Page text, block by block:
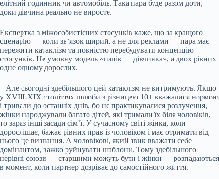
елітний годинник чи автомобіль. Така пара буде разом доти,
доки дівчина реально не виросте.
Експертка з міжособистісних стосунків каже, що за кращого
сценарію — коли зв’язок щирий, а не для реклами — пара має
пережити катаклізм та повністю перебудувати концепцію
стосунків. Не умовну модель «папік — дівчинка», а двох рівних
одне одному дорослих.
– Але сьогодні здебільшого цей катаклізм не витримують. Якщо
у XVIII-XIX століттях шлюби з різницею 10+ вважалися нормою
і тривали до останніх днів, бо не практикувалися розлучення,
жінки народжували багато дітей, які тримали їх біля чоловіків,
то зараз інші засади сім’ї. У сучасному світі жінка, коли
дорослішає, бажає рівних прав із чоловіком і має отримати від
нього це визнання. А чоловікові, який звик вважати себе
домінантом, важко руйнувати шаблони. Тому здебільшого
нерівні союзи — старшими можуть бути і жінки — розпадаються
в момент, коли партнер дозріває до самостійного життя.